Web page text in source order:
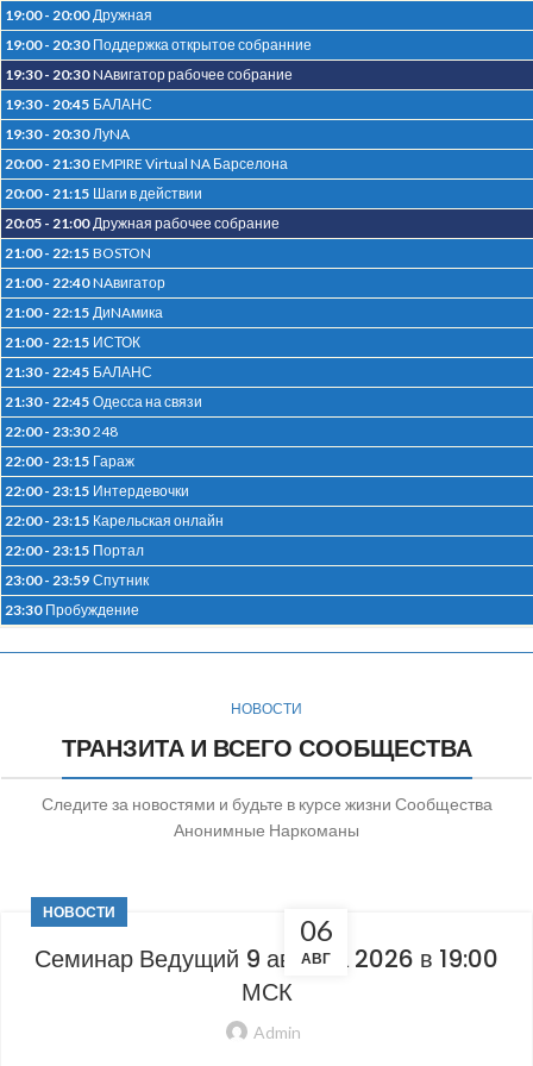
21:00 - 22:40 NAвигатор
21:00 - 22:15 ИСТОК
21:00 - 22:15 BOSTON
22:00 - 23:15 Портал
21:30 - 22:45 БАЛАНС
22:00 - 23:15 Гараж
20:00 - 21:15 Шаги в действии
22:00 - 23:15 Карельская онлайн
22:00 - 23:15 Интердевочки
22:00 - 23:30 248
23:30 Пробуждение
19:00 - 20:30 Поддержка открытое собранние
21:30 - 22:45 Одесса на связи
19:30 - 20:30 ЛуNA
23:00 - 23:59 Спутник
20:05 - 21:00 Дружная рабочее собрание
19:00 - 20:00 Дружная
21:00 - 22:15 ДиNAмика
19:30 - 20:30 NAвигатор рабочее собрание
19:30 - 20:45 БАЛАНС
20:00 - 21:30 EMPIRE Virtual NA Барселона
НОВОСТИ
ТРАНЗИТА И ВСЕГО СООБЩЕСТВА
Следите за новостями и будьте в курсе жизни Сообщества
Анонимные Наркоманы
06
АВГ
НОВОСТИ
Семинар Ведущий 9 августа 2026 в 19:00
МСК
Admin